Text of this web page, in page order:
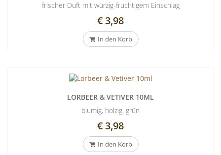
frischer Duft mit würzig-fruchtigem Einschlag
€ 3,98
In den Korb
LORBEER & VETIVER 10ML
blumig, holzig, grün
€ 3,98
In den Korb